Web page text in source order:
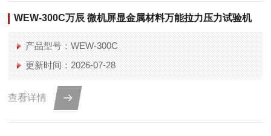
WEW-300C万辰 微机屏显金属材料万能拉力压力试验机
产品型号：WEW-300C
更新时间：2026-07-28
查看详情